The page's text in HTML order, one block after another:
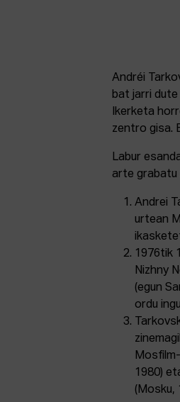
Andréi
bat jarri
Ikerketa
zentro gisa.
Labur
arte grabatu
Andrei
urtean
1976tik
Nizhny
(egun
ordu
1980)
(Mosku,